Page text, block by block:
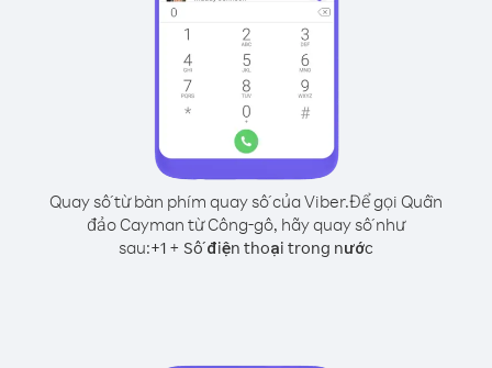
Quay số từ bàn phím quay số của Viber.Để gọi Quần
đảo Cayman từ Công-gô, hãy quay số như
sau:+1 + Số điện thoại trong nước